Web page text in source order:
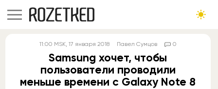
11:00 MSK, 17 января 2018 Павел Сумцов 0
Samsung хочет, чтобы
пользователи проводили
меньше времени с Galaxy Note 8